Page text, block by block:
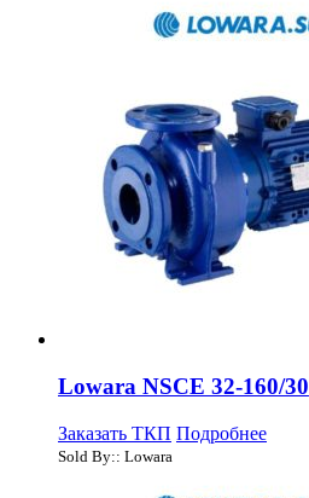
Lowara NSCE 32-160/30
Заказать ТКП Подробнее
Sold By:: Lowara